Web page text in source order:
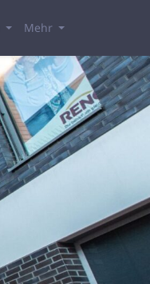
Mehr